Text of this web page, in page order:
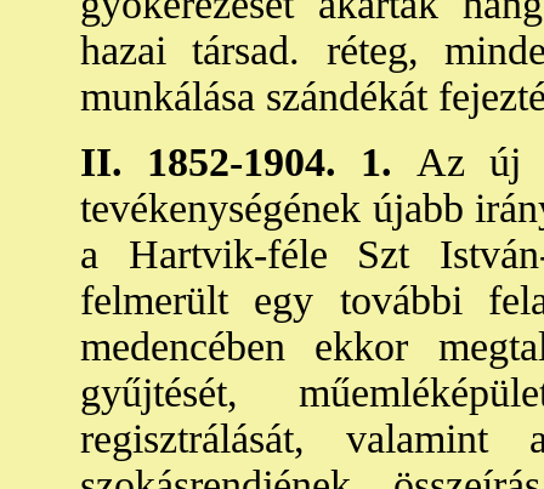
hazai társad. réteg,
munkálása szándékát
II. 1852-1904. 1. Az új
tevékenységének újabb
a Hartvik-féle Szt
felmerült egy további
medencében ekkor
gyűjtését,
regisztrálását, valamint